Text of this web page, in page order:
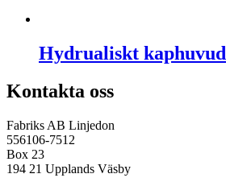
Hydrualiskt kaphuvud
Kontakta oss
Fabriks AB Linjedon
556106-7512
Box 23
194 21 Upplands Väsby